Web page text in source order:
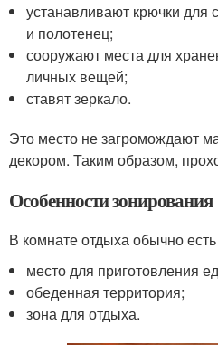
устанавливают крючки для
и полотенец;
сооружают места для
личных вещей;
ставят зеркало.
Это место не загромождают
декором. Таким образом,
Особенности зонирования
В комнате отдыха обычно
место для приготовления
обеденная территория;
зона для отдыха.